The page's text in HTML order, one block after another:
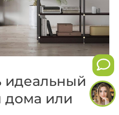
идеальный
дома или